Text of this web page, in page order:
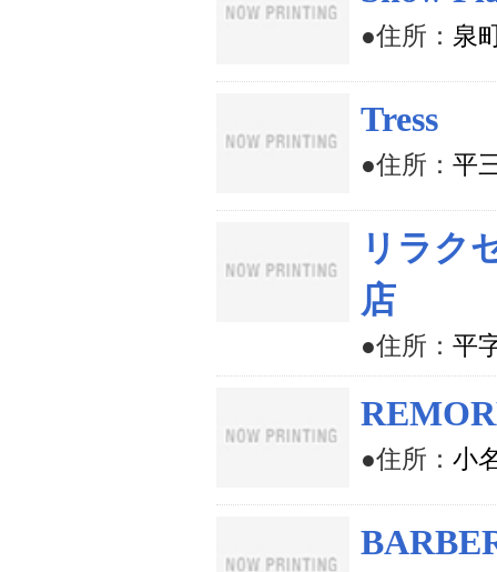
●住所： 泉
Tress
●住所： 平
リラク
店
●住所： 平
●住所： 小